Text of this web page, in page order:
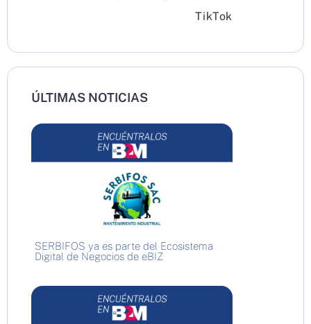
TikTok
ÚLTIMAS NOTICIAS
SERBIFOS ya es parte del Ecosistema
Digital de Negocios de eBIZ